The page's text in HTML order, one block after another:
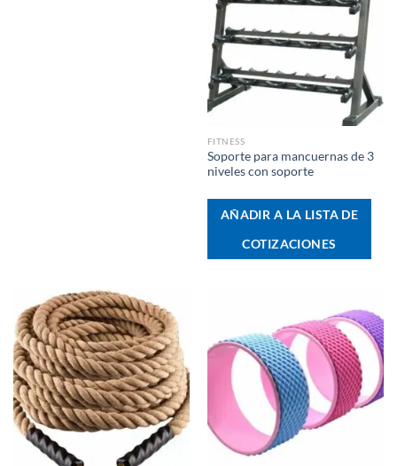
FITNESS
Soporte para mancuernas de 3
niveles con soporte
AÑADIR A LA LISTA DE
COTIZACIONES